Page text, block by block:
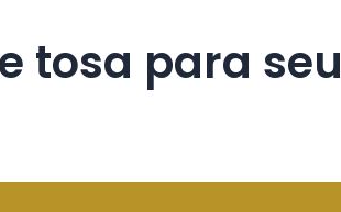
tosa para seu